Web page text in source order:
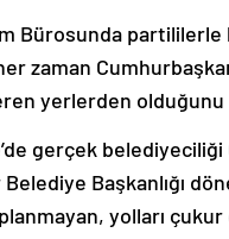
Bürosunda partililerle
zaman
yerlerden olduğunu
gerçek belediyeciliği
Başkanlığı
yolları